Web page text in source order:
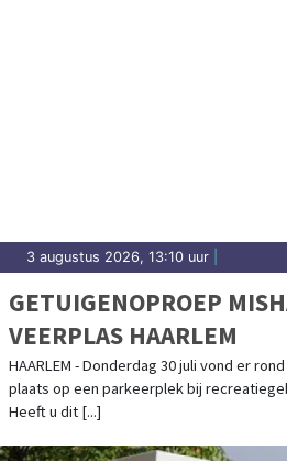
3 augustus 2026, 13:10 uur
GETUIGENOPROEP
VEERPLAS HAARLEM
HAARLEM - Donderdag 30 juli vond er
plaats op een parkeerplek bij
Heeft u dit [...]